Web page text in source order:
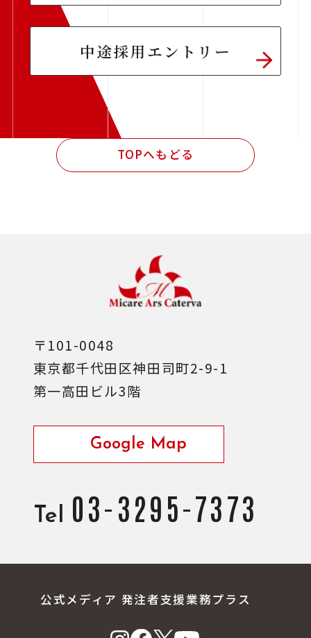
中途採用エントリー
TOPへもどる
〒101-0048
東京都千代田区神田司町2-9-1
第一高田ビル3階
Google Map
Tel 03-3295-7373
公式メディア 発注者支援業務プラス